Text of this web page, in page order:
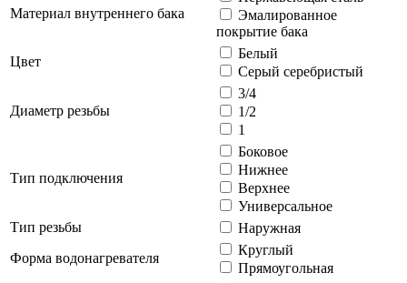
Материал внутреннего бака
Эмалированное
покрытие бака
Цвет
Белый
Серый серебристый
Диаметр резьбы
3/4
1/2
1
Тип подключения
Боковое
Нижнее
Верхнее
Универсальное
Тип резьбы
Наружная
Форма водонагревателя
Круглый
Прямоугольная